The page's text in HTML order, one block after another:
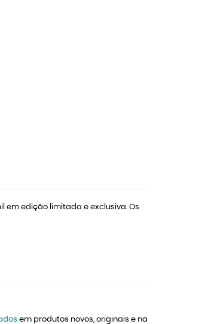
em edição limitada e exclusiva. Os
em produtos novos, originais e na